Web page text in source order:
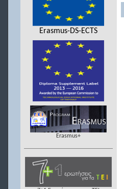
Erasmus-DS-ECTS
Erasmus+